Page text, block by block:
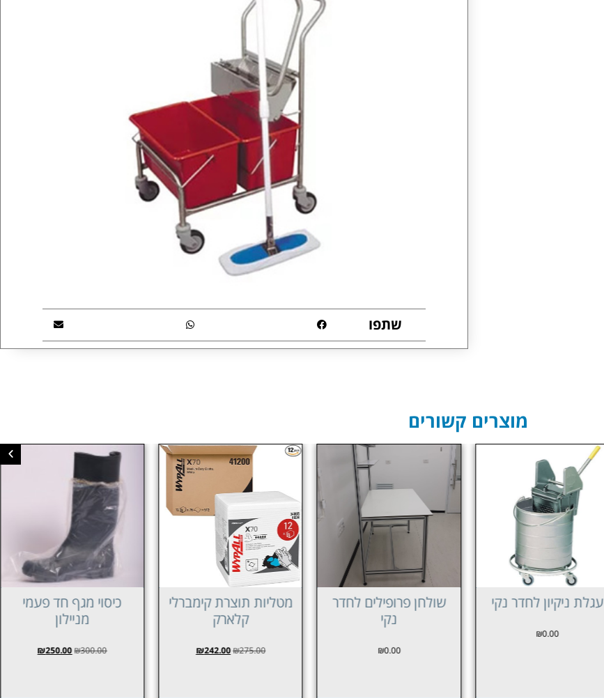
שתפו
מוצרים קשורים
עגלת ניקיון לחדר נקי
₪0.00
שולחן פרופילים לחדר
נקי
₪0.00
מטליות תוצרת קימברלי
קלארק
₪275.00
₪242.00
כיסוי מגף חד פעמי
מניילון
₪300.00
₪250.00